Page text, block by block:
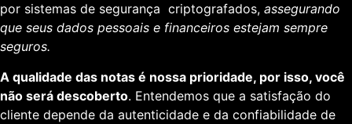
por sistemas de segurança criptografados, assegurando
que seus dados pessoais e financeiros estejam sempre
seguros.
A qualidade das notas é nossa prioridade, por isso, você
não será descoberto. Entendemos que a satisfação do
cliente depende da autenticidade e da confiabilidade de